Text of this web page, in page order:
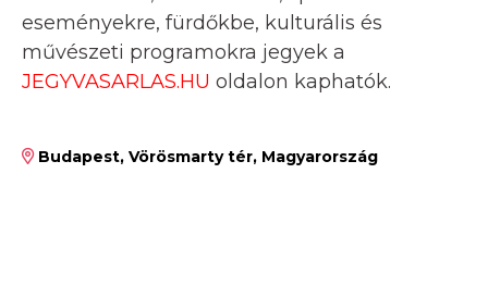
eseményekre, fürdőkbe, kulturális és
művészeti programokra jegyek a
JEGYVASARLAS.HU oldalon kaphatók.
Budapest, Vörösmarty tér, Magyarország